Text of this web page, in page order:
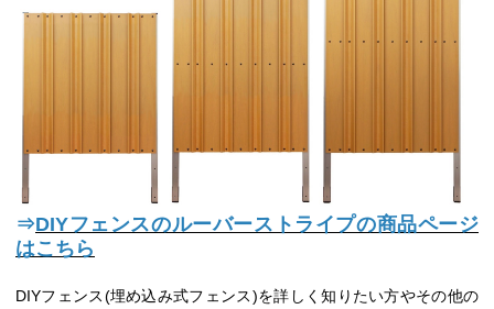
⇒DIYフェンスのルーバーストライプの商品ページ
はこちら
DIYフェンス(埋め込み式フェンス)を詳しく知りたい方やその他の